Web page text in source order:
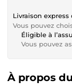
Livraison
Vous pouvez
Éligible à
Vous pouvez
À propos